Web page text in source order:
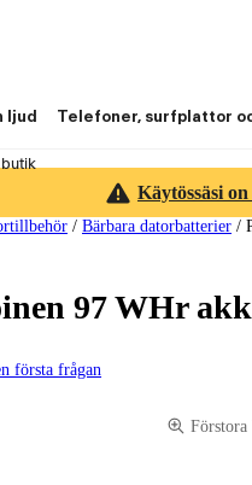
butik
ljud Telefoner, surfplattor
Käytössäsi
/ Bärbara datorbatterier /
97 WHr
första frågan
Förstora